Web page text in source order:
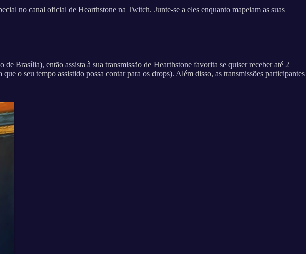
no canal oficial de Hearthstone na Twitch. Junte-se a eles enquanto mapeiam as suas
Brasília), então assista à sua transmissão de Hearthstone favorita se quiser receber até 2
o seu tempo assistido possa contar para os drops). Além disso, as transmissões participantes